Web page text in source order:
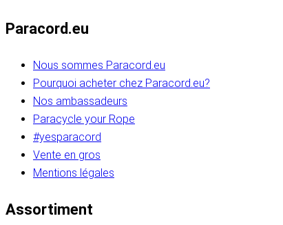
Paracord.eu
Nous sommes Paracord.eu
Pourquoi acheter chez Paracord.eu?
Nos ambassadeurs
Paracycle your Rope
#yesparacord
Vente en gros
Mentions légales
Assortiment